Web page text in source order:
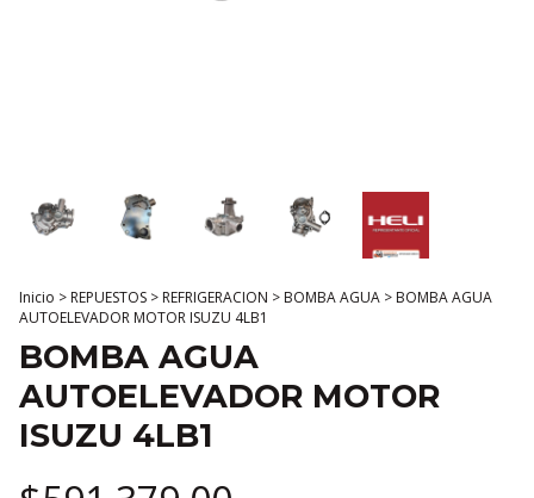
Inicio > REPUESTOS > REFRIGERACION > BOMBA AGUA > BOMBA AGUA
AUTOELEVADOR MOTOR ISUZU 4LB1
BOMBA AGUA
AUTOELEVADOR MOTOR
ISUZU 4LB1